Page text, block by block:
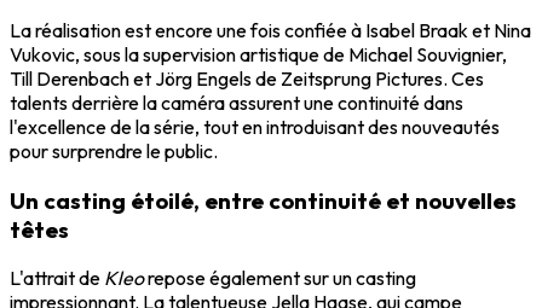
La réalisation est encore une fois confiée à Isabel Braak et Nina
Vukovic, sous la supervision artistique de Michael Souvignier,
Till Derenbach et Jörg Engels de Zeitsprung Pictures. Ces
talents derrière la caméra assurent une continuité dans
l'excellence de la série, tout en introduisant des nouveautés
pour surprendre le public.
Un casting étoilé, entre continuité et nouvelles
têtes
L'attrait de Kleorepose également sur un casting
impressionnant. La talentueuse Jella Haase, qui campe